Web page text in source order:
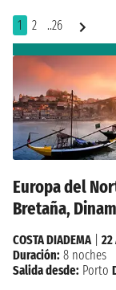
1 2 ..26
Europa del
Bretaña,
COSTA DIADEMA
22
Duración: 8 noches
Salida desde: Porto